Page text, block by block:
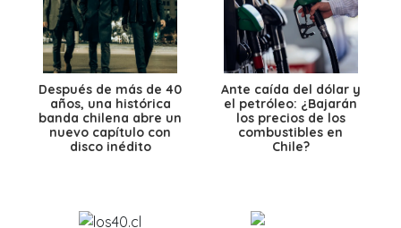
Después de más de 40
años, una histórica
banda chilena abre un
nuevo capítulo con
disco inédito
Ante caída del dólar y
el petróleo: ¿Bajarán
los precios de los
combustibles en
Chile?